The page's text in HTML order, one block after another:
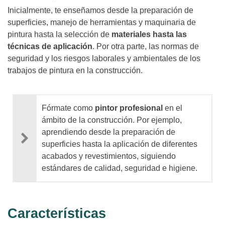
Inicialmente, te enseñamos desde la preparación de
superficies, manejo de herramientas y maquinaria de
pintura hasta la selección de materiales hasta las
técnicas de aplicación. Por otra parte, las normas de
seguridad y los riesgos laborales y ambientales de los
trabajos de pintura en la construcción.
Fórmate como pintor profesional en el
ámbito de la construcción. Por ejemplo,
aprendiendo desde la preparación de
superficies hasta la aplicación de diferentes
acabados y revestimientos, siguiendo
estándares de calidad, seguridad e higiene.
Características